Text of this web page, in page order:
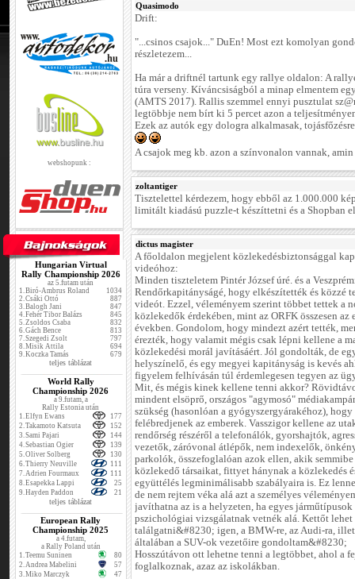
webshopunk :
Hungarian Virtual
Rally Championship 2026
az 5.futam után
1.Biró-Ambrus Roland
1034
2.Csáki Ottó
887
3.Balogh Jani
847
4.Fehér Tibor Balázs
845
5.Zsoldos Csaba
832
6.Gách Bence
813
7.Szegedi Zsolt
797
8.Misik Attila
694
9.Koczka Tamás 679
teljes táblázat
World Rally
Championship 2026
a 9.futam, a
Rally Estonia után
1.Elfyn Ewans
177
2.Takamoto Katsuta
152
3.Sami Pajari
144
4.Sebastian Ogier
139
5.Oliver Solberg
130
6.Thierry Neuville
111
7.Adrien Fourmaux
111
8.Esapekka Lappi
25
9.Hayden Paddon 21
teljes táblázat
European Rally
Championship 2025
a 4.futam,
a Rally Poland után
1.Teemu Suninen
80
2.Andrea Mabelini
57
3.Miko Marczyk
47
Quasimodo
Drift:
"...csinos csajok..." DuEn! Most ezt komolyan
részletezem...
Ha már a driftnél tartunk egy rallye oldalon: A
túra verseny. Kíváncsiságból a minap elmentem
(AMTS 2017). Rallis szemmel ennyi pusztulat
legtöbbje nem bírt ki 5 percet azon a
Ezek az autók egy dologra alkalmasak,
A csajok meg kb. azon a színvonalon vannak,
zoltantiger
Tisztelettel kérdezem, hogy ebből az 1.000.000
limitált kiadású puzzle-t készíttetni és a Shopban
dictus magister
A főoldalon megjelent közlekedésbiztonsággal
videóhoz:
Minden tiszteletem Pintér József úré. és a
Rendőrkapitányságé, hogy elkészítették és közzé
videót. Ezzel, véleményem szerint többet tettek a
közlekedők érdekében, mint az ORFK összesen az
években. Gondolom, hogy mindezt azért tették,
érezték, hogy valamit mégis csak lépni kellene a
közlekedési morál javításáért. Jól gondolták, de
helyszínelő, és egy megyei kapitányság is kevés
figyelem felhívásán túl érdemlegesen tegyen az
Mit, és mégis kinek kellene tenni akkor?
mindent elsöprő, országos "agymosó"
szükség (hasonlóan a gyógyszergyárakéhoz), hogy
felébredjenek az emberek. Vasszigor kellene az
rendőrség részéről a telefonálók, gyorshajtók,
vezetők, záróvonal átlépők, nem indexelők,
parkolók, összefoglalóan azok ellen, akik
közlekedő társaikat, fittyet hánynak a közlekedés
együttélés legminimálisabb szabályaira is. Ez
de nem rejtem véka alá azt a személyes
javíthatna az is a helyzeten, ha egyes
pszichológiai vizsgálatnak vetnék alá. Kettőt lehet
találgatni&#8230; igen, a BMW-re, az Audi-ra,
általában a SUV-ok vezetőire gondoltam&#8230;
Hosszútávon ott lehetne tenni a legtöbbet, ahol a
foglalkoznak, azaz az iskolákban.